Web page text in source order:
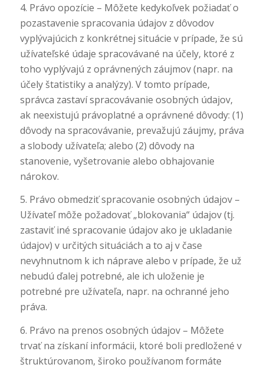
4. Právo opozície – Môžete kedykoľvek požiadať o
pozastavenie spracovania údajov z dôvodov
vyplývajúcich z konkrétnej situácie v prípade, že sú
užívateľské údaje spracovávané na účely, ktoré z
toho vyplývajú z oprávnených záujmov (napr. na
účely štatistiky a analýzy). V tomto prípade,
správca zastaví spracovávanie osobných údajov,
ak neexistujú právoplatné a oprávnené dôvody: (1)
dôvody na spracovávanie, prevažujú záujmy, práva
a slobody užívateľa; alebo (2) dôvody na
stanovenie, vyšetrovanie alebo obhajovanie
nárokov.
5. Právo obmedziť spracovanie osobných údajov –
Užívateľ môže požadovať „blokovania“ údajov (tj.
zastaviť iné spracovanie údajov ako je ukladanie
údajov) v určitých situáciách a to aj v čase
nevyhnutnom k ich náprave alebo v prípade, že už
nebudú ďalej potrebné, ale ich uloženie je
potrebné pre užívateľa, napr. na ochranné jeho
práva.
6. Právo na prenos osobných údajov – Môžete
trvať na získaní informácii, ktoré boli predložené v
štruktúrovanom, široko používanom formáte